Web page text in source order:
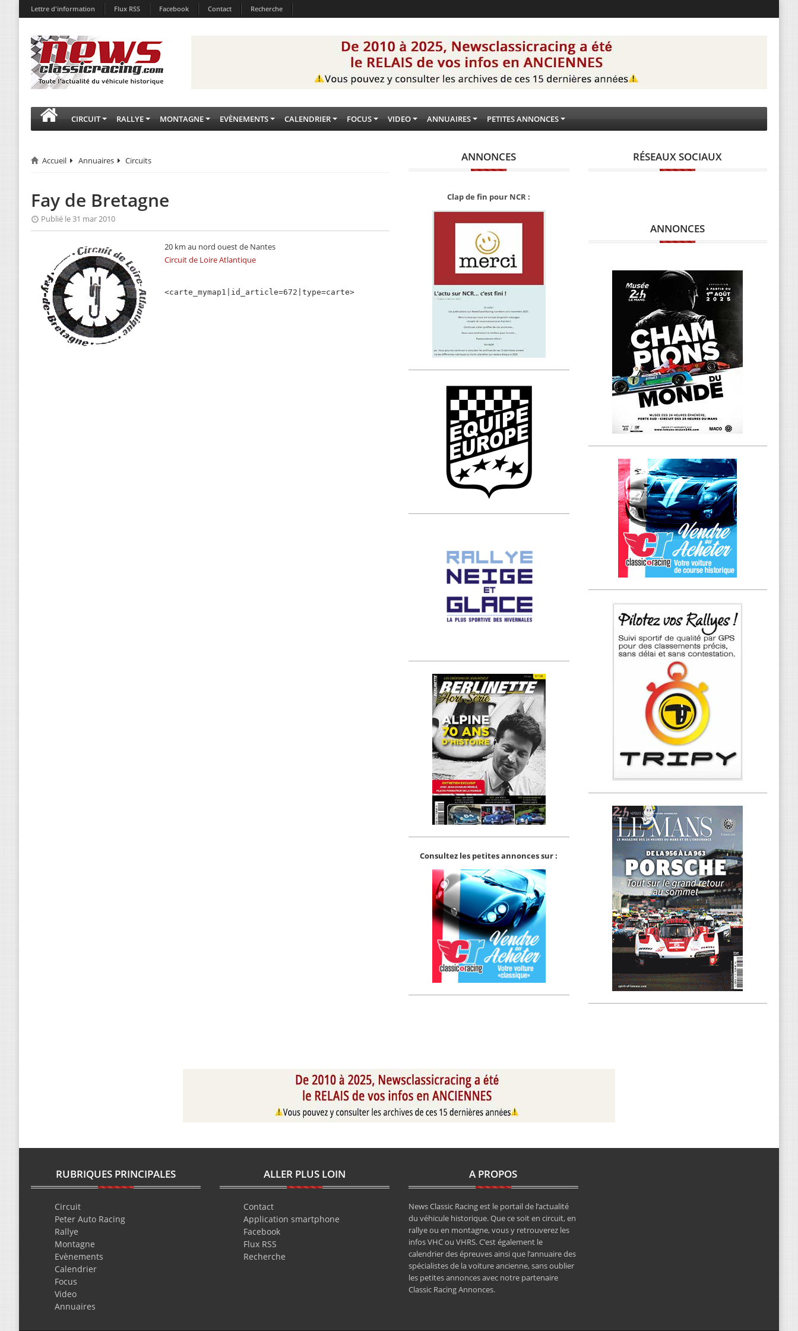
Lettre d'information Flux RSS Facebook Contact Recherche
CIRCUIT RALLYE MONTAGNE EVÈNEMENTS CALENDRIER FOCUS VIDEO ANNUAIRES PETITES ANNONCES
Accueil Annuaires Circuits
Fay de Bretagne
Publié le 31 mar 2010
20 km au nord ouest de Nantes
Circuit de Loire Atlantique
<carte_mymap1|id_article=672|type=carte>
ANNONCES
Clap de fin pour NCR :
Consultez les petites annonces sur :
RÉSEAUX SOCIAUX
ANNONCES
RUBRIQUES PRINCIPALES
Circuit
Peter Auto Racing
Rallye
Montagne
Evènements
Calendrier
Focus
Video
Annuaires
ALLER PLUS LOIN
Contact
Application smartphone
Facebook
Flux RSS
Recherche
A PROPOS
News Classic Racing est le portail de l’actualité
du véhicule historique. Que ce soit en circuit, en
rallye ou en montagne, vous y retrouverez les
infos VHC ou VHRS. C’est également le
calendrier des épreuves ainsi que l’annuaire des
spécialistes de la voiture ancienne, sans oublier
les petites annonces avec notre partenaire
Classic Racing Annonces.